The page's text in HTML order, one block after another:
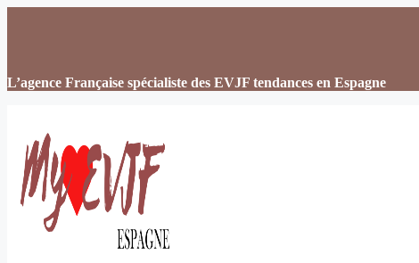
L’agence Française spécialiste des EVJF tendances en Espagne